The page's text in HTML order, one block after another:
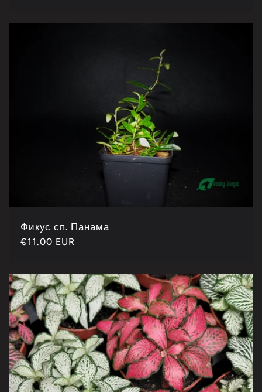
Фикус сп. Панама
Каталошка
€11.00 EUR